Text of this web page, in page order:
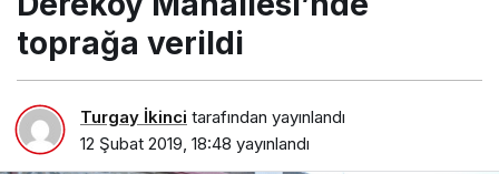
toprağa verildi
Turgay İkinci tarafından yayınlandı
12 Şubat 2019, 18:48 yayınlandı